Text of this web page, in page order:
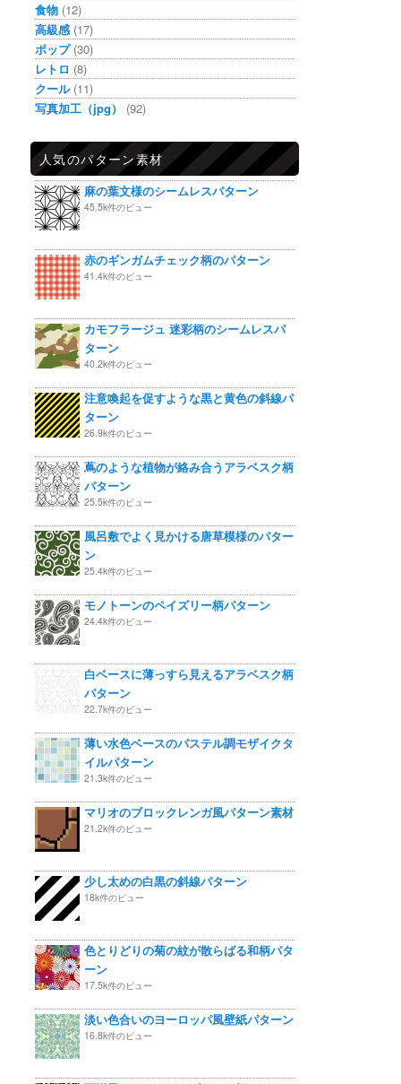
食物 (12)
高級感 (17)
ポップ(30)
レトロ (8)
クール(11)
写真加工（jpg）
(92)
人気のパターン素材
麻の葉文様のシームレスパターン
45.5k件のビュー
赤のギンガムチェック柄のパターン
41.4k件のビュー
カモフラージュ 迷彩柄のシームレスパ
ターン
40.2k件のビュー
注意喚起を促すような黒と黄色の斜線パ
ターン
26.9k件のビュー
蔦のような植物が絡み合うアラベスク柄
パターン
25.5k件のビュー
風呂敷でよく見かける唐草模様のパター
ン
25.4k件のビュー
モノトーンのペイズリー柄パターン
24.4k件のビュー
白ベースに薄っすら見えるアラベスク柄
パターン
22.7k件のビュー
薄い水色ベースのパステル調モザイクタ
イルパターン
21.3k件のビュー
マリオのブロックレンガ風パターン素材
21.2k件のビュー
少し太めの白黒の斜線パターン
18k件のビュー
色とりどりの菊の紋が散らばる和柄パタ
ーン
17.5k件のビュー
淡い色合いのヨーロッパ風壁紙パターン
16.8k件のビュー